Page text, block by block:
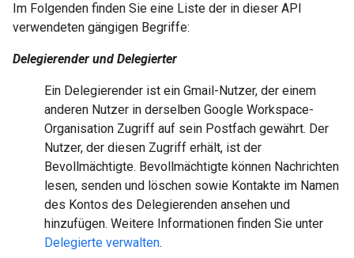
Im Folgenden finden Sie eine Liste der in dieser API
verwendeten gängigen Begriffe:
Delegierender und Delegierter
Ein Delegierender ist ein Gmail-Nutzer, der einem
anderen Nutzer in derselben Google Workspace-
Organisation Zugriff auf sein Postfach gewährt. Der
Nutzer, der diesen Zugriff erhält, ist der
Bevollmächtigte. Bevollmächtigte können Nachrichten
lesen, senden und löschen sowie Kontakte im Namen
des Kontos des Delegierenden ansehen und
hinzufügen. Weitere Informationen finden Sie unter
Delegierte verwalten.